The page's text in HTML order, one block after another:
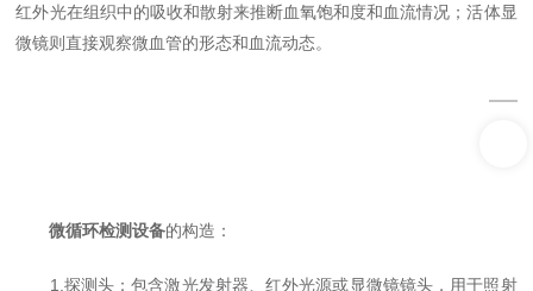
红外光在组织中的吸收和散射来推断血氧饱和度和血流情况；活体显
微镜则直接观察微血管的形态和血流动态。
微循环检测设备的构造：
1.探测头：包含激光发射器、红外光源或显微镜镜头，用于照射